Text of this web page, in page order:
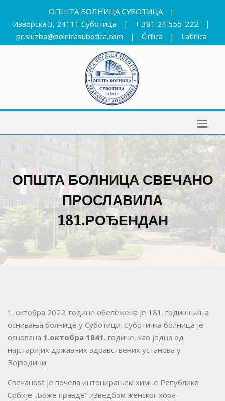
ОПШТА БОЛНИЦА СУБОТИЦА
|
Изворска 3, 24111 Суботица
| + 381 24 555-222
|
pr.sluzba@bolnicasubotica.com
| Ćirilica | Latinica
ОПШТА БОЛНИЦА СВЕЧАНО
ПРОСЛАВИЛА
181.РОЂЕНДАН
1. октобра 2022. године обележена је 181. годишњица
оснивања болнице у Суботици. Суботичка болница је
основана 1.октобра 1841. године, као једна од
најстаријих државних здравствених установа у
Војводини.
Свечаноst je почела интонирањем химне Републике
Србије „Боже правде“ изведбом женског хора